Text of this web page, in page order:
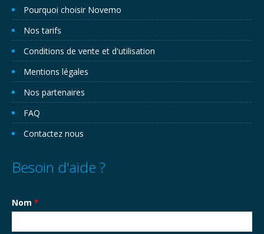
Pourquoi choisir Novemo
Nos tarifs
Conditions de vente et d'utilisation
Mentions légales
Nos partenaires
FAQ
Contactez nous
Besoin d'aide ?
Nom *